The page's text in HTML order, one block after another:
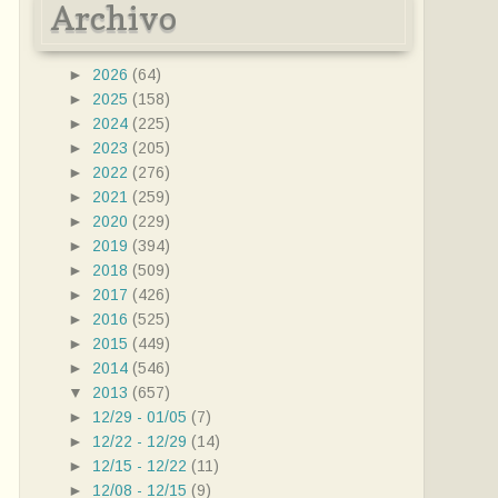
Archivo
► 2026 (64)
► 2025 (158)
► 2024 (225)
► 2023 (205)
► 2022 (276)
► 2021 (259)
► 2020 (229)
► 2019 (394)
► 2018 (509)
► 2017 (426)
► 2016 (525)
► 2015 (449)
► 2014 (546)
▼
2013 (657)
► 12/29 - 01/05 (7)
► 12/22 - 12/29 (14)
► 12/15 - 12/22 (11)
► 12/08 - 12/15 (9)